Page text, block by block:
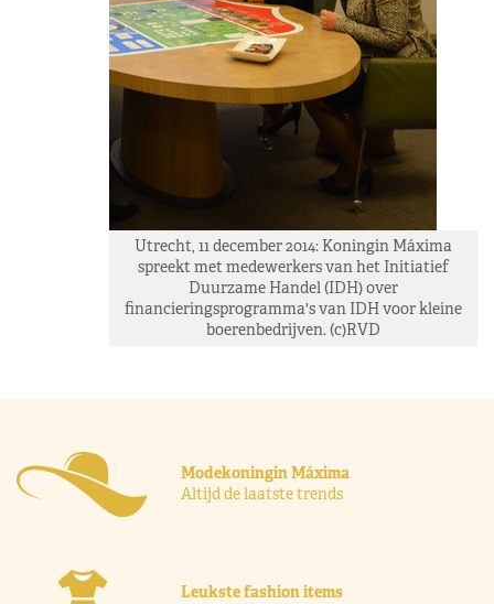
Utrecht, 11 december 2014: Koningin Máxima
spreekt met medewerkers van het Initiatief
Duurzame Handel (IDH) over
financieringsprogramma's van IDH voor kleine
boerenbedrijven. (c)RVD
Modekoningin Máxima
Altijd de laatste trends
Leukste fashion items